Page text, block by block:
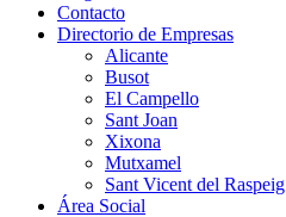
Contacto
Directorio de Empresas
Alicante
Busot
El Campello
Sant Joan
Xixona
Mutxamel
Sant Vicent del Raspeig
Área Social